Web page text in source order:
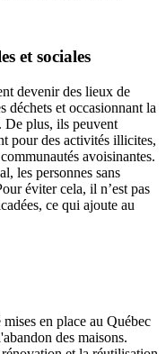
et sociales
devenir des lieux de
déchets et occasionnant la
De plus, ils peuvent
pour des activités illicites,
avoisinantes.
les personnes sans
éviter cela, il n’est pas
ce qui ajoute au
en place au Québec
des maisons.